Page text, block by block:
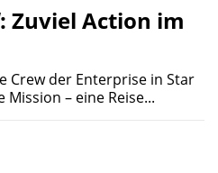
: Zuviel Action im
Crew der Enterprise in Star
– eine Reise...